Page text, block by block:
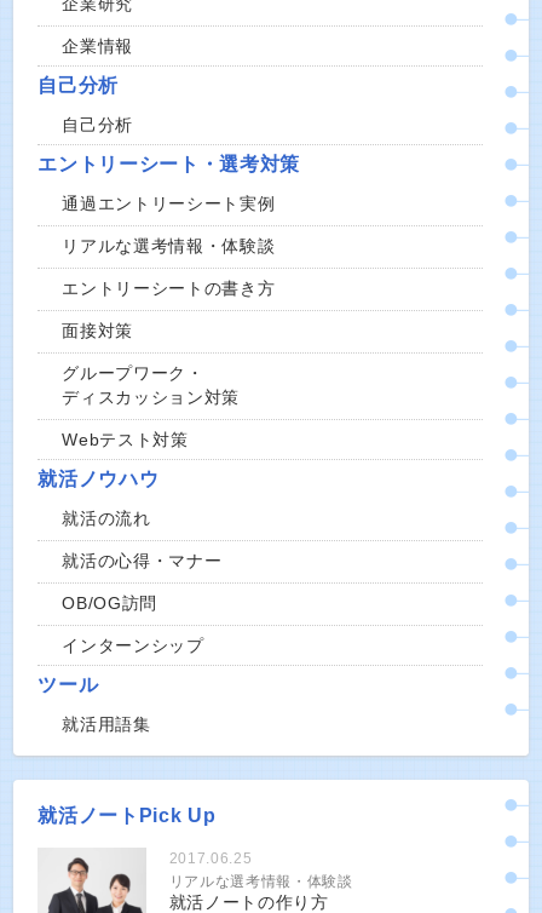
企業研究
企業情報
自己分析
自己分析
エントリーシート・選考対策
通過エントリーシート実例
リアルな選考情報・体験談
エントリーシートの書き方
面接対策
グループワーク・
ディスカッション対策
Webテスト対策
就活ノウハウ
就活の流れ
就活の心得・マナー
OB/OG訪問
インターンシップ
ツール
就活用語集
就活ノートPick Up
2017.06.25
リアルな選考情報・体験談
就活ノートの作り方